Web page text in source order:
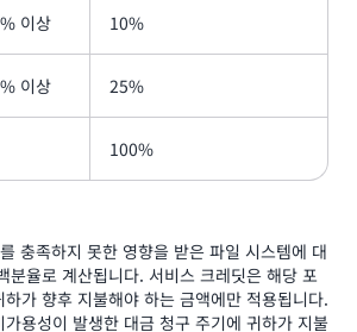
이상 10%
이상 25%
100%
충족하지 못한 영향을 받은 파일 시스템에 대
분율로 계산됩니다. 서비스 크레딧은 해당 포
가 향후 지불해야 하는 금액에만 적용됩니다.
용성이 발생한 대금 청구 주기에 귀하가 지불